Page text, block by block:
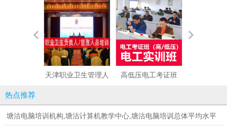
天津职业卫生管理人 高低压电工考证班
热点推荐
塘沽电脑培训机构,塘沽计算机教学中心,塘沽电脑培训总体平均水平